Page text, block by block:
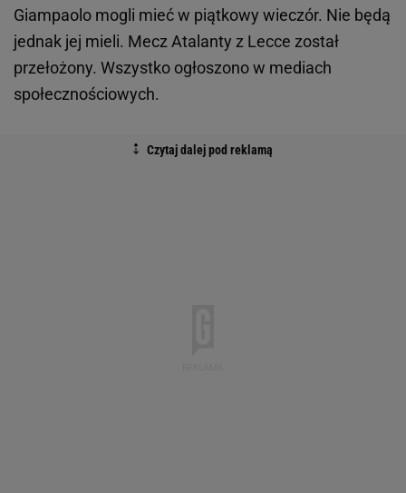
Giampaolo mogli mieć w piątkowy wieczór. Nie będą
jednak jej mieli. Mecz Atalanty z Lecce został
przełożony. Wszystko ogłoszono w mediach
społecznościowych.